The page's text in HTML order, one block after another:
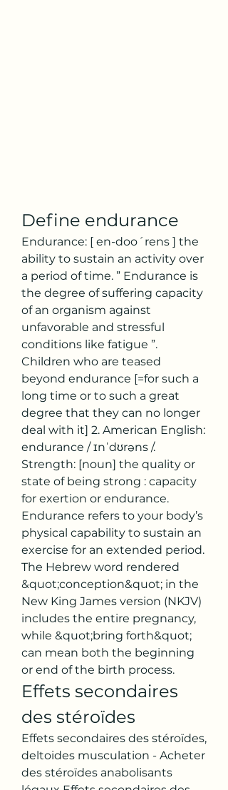
Define endurance
Endurance: [ en-doo´rens ] the
ability to sustain an activity over
a period of time. ” Endurance is
the degree of suffering capacity
of an organism against
unfavorable and stressful
conditions like fatigue ”.
Children who are teased
beyond endurance [=for such a
long time or to such a great
degree that they can no longer
deal with it] 2. American English:
endurance / ɪnˈdʊrəns /.
Strength: [noun] the quality or
state of being strong : capacity
for exertion or endurance.
Endurance refers to your body’s
physical capability to sustain an
exercise for an extended period.
The Hebrew word rendered
&quot;conception&quot; in the
New King James version (NKJV)
includes the entire pregnancy,
while &quot;bring forth&quot;
can mean both the beginning
or end of the birth process.
Effets secondaires
des stéroïdes
Effets secondaires des stéroïdes,
deltoides musculation - Acheter
des stéroïdes anabolisants